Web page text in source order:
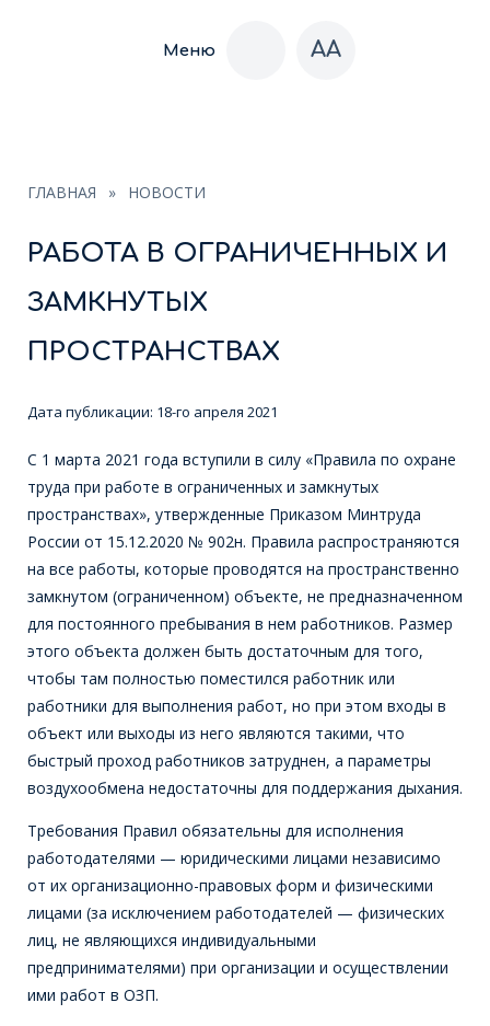
Меню AA
ГЛАВНАЯ » НОВОСТИ
РАБОТА В ОГРАНИЧЕННЫХ И
ЗАМКНУТЫХ
ПРОСТРАНСТВАХ
Дата публикации: 18-го апреля 2021
С 1 марта 2021 года вступили в силу «Правила по охране
труда при работе в ограниченных и замкнутых
пространствах», утвержденные Приказом Минтруда
России от 15.12.2020 № 902н. Правила распространяются
на все работы, которые проводятся на пространственно
замкнутом (ограниченном) объекте, не предназначенном
для постоянного пребывания в нем работников. Размер
этого объекта должен быть достаточным для того,
чтобы там полностью поместился работник или
работники для выполнения работ, но при этом входы в
объект или выходы из него являются такими, что
быстрый проход работников затруднен, а параметры
воздухообмена недостаточны для поддержания дыхания.
Требования Правил обязательны для исполнения
работодателями — юридическими лицами независимо
от их организационно-правовых форм и физическими
лицами (за исключением работодателей — физических
лиц, не являющихся индивидуальными
предпринимателями) при организации и осуществлении
ими работ в ОЗП.